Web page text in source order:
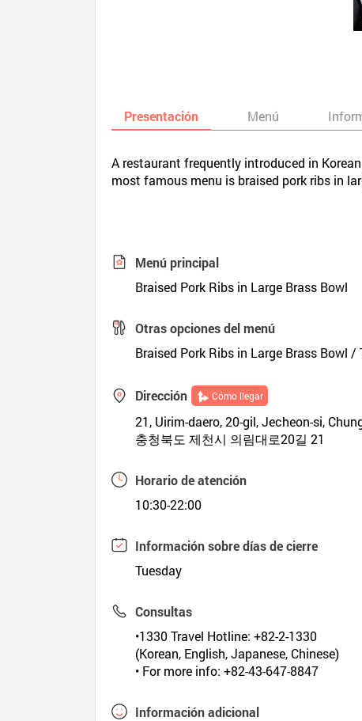
Presentación Menú
A restaurant frequently introduced in
most famous menu is braised pork ribs in
Menú principal
Braised Pork Ribs in Large Brass Bowl
Otras opciones del menú
Braised Pork Ribs in Large Brass Bowl /
Dirección Cómo llegar
21, Uirim-daero, 20-gil, Jecheon-si,
충청북도 제천시 의림대로20길 21
Horario de atención
10:30-22:00
Información sobre días de cierre
Tuesday
Consultas
•1330 Travel Hotline: +82-2-1330
(Korean, English, Japanese, Chinese)
• For more info: +82-43-647-8847
Información adicional